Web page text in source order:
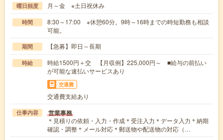
曜日頻度 月～金 ※土日祝休み
時間
8:30～17:00 ※休憩60分。9時～16時までの時短勤務も相談
可能。
期間 【急募】即日～長期
時給
時給1500円＋交 【月収例】225,000円～ ■給与の前払い
が可能な速払いサービスあり
交通費
交通費支給あり
仕事内容 営業事務
＊見積りの依頼・入力・作成＊受注入力＊データ入力＊納期
確認・調整＊メール対応＊郵送物や配送物の対応（…